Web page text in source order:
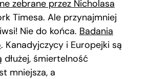
zebrane przez Nicholasa
Timesa. Ale przynajmniej
Nie do końca. Badania
. Kanadyjczycy i Europejki są
dłużej, śmiertelność
mniejsza, a